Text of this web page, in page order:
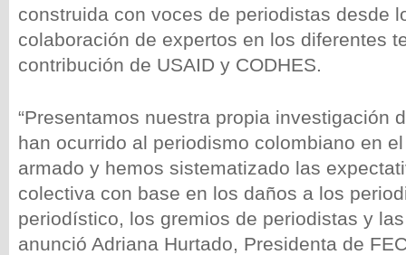
construida con voces de periodistas desde
colaboración de expertos en los diferentes
contribución de USAID y CODHES.
“Presentamos nuestra propia investigación
han ocurrido al periodismo colombiano en
armado y hemos sistematizado las
colectiva con base en los daños a los
periodístico, los gremios de periodistas y
anunció Adriana Hurtado, Presidenta de